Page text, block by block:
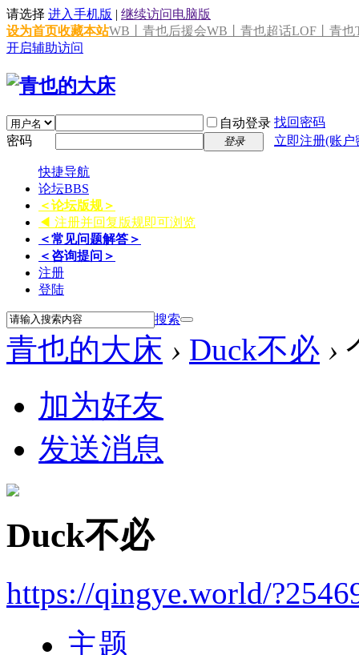
请选择 进入手机版 | 继续访问电脑版
设为首页收藏本站WB丨青也后援会WB丨青也超话LOF丨青也
开启辅助访问
自动登录 找回密码
密码
登录 立即注册(账
快捷导航
论坛BBS
＜论坛版规＞
◀ 注册并回复版规即可浏览
＜常见问题解答＞
＜咨询提问＞
注册
登陆
搜索
青也的大床 › Duck不必 ›
加为好友
发送消息
Duck不必
https://qingye.world/
主题